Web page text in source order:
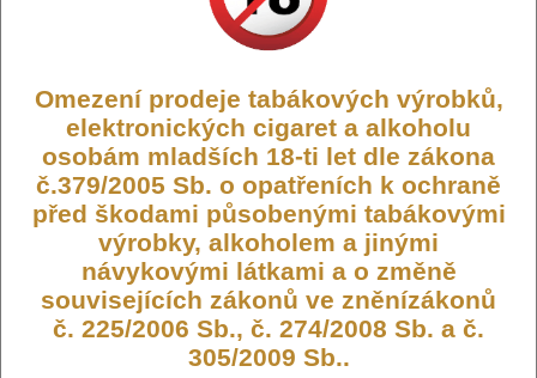
185,- KČ
DO KOŠÍKU
Příchuť Drifter Bar Juice S&V 6ml
Sweet Strawberry Ice
Omezení prodeje tabákových výrobků,
elektronických cigaret a alkoholu
osobám mladších 18-ti let dle zákona
č.379/2005 Sb. o opatřeních k ochraně
před škodami působenými tabákovými
výrobky, alkoholem a jinými
návykovými látkami a o změně
souvisejících zákonů ve zněnízákonů
č. 225/2006 Sb., č. 274/2008 Sb. a č.
305/2009 Sb..